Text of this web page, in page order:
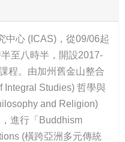
心 (ICAS)，從09/06起
至八時半，開設2017-
程。由加州舊金山整合
Integral Studies) 哲學與
and Religion)
進行「Buddhism
(橫跨亞洲多元傳統